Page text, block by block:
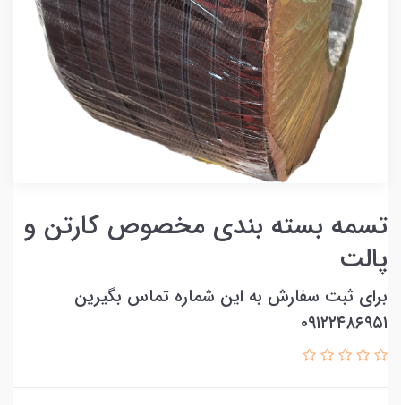
تسمه بسته بندی مخصوص کارتن و
پالت
برای ثبت سفارش به این شماره تماس بگیرین
۰۹۱۲۲۴۸۶۹۵۱